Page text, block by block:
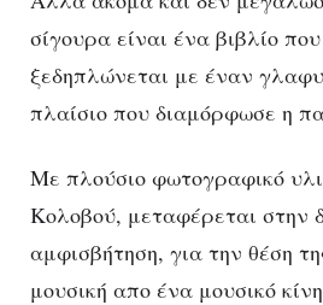
σίγουρα είναι ένα βιβλίο
ξεδηπλώνεται με έναν
πλαίσιο που διαμόρφωσε η
Με πλούσιο φωτογραφικό
Κολοβού, μεταφέρεται στην
αμφισβήτηση, για την θέση
μουσική απο ένα μουσικό